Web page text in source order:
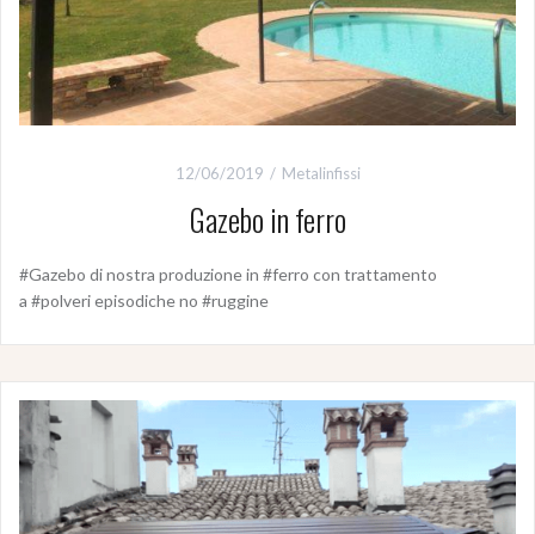
12/06/2019 Metalinfissi
Gazebo in ferro
#Gazebo di nostra produzione in #ferro con trattamento
a #polveri episodiche no #ruggine